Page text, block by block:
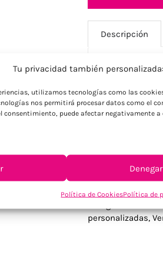
Tu privacidad también
utilizamos tecnologías como las
nos permitirá procesar datos como el
consentimiento, puede afectar negativamente
Denegar
Política de CookiesPolítica de
Descripción
Bolsa
frontal.
SKU:MO6150-03
personalizadas,